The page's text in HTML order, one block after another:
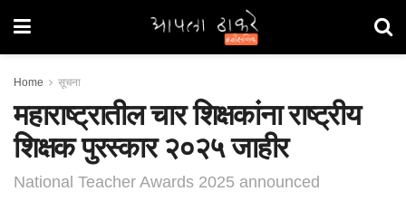
Home सूचना
महाराष्ट्रातील चार शिक्षकांना राष्ट्रीय
शिक्षक पुरस्कार २०२५ जाहीर
National Teacher Awards 2025 announced